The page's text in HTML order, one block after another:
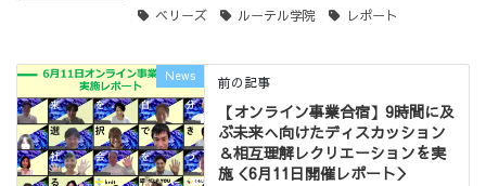
ベリーズ
ルーテル学院 レポート
News 前の記事
【オンライン事業合宿】9時間に及
ぶ未来へ向けたディスカッション
＆相互理解レクリエーションを実
施＜6月11日開催レポート＞